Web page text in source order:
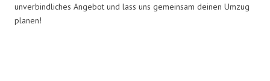
unverbindliches Angebot und lass uns gemeinsam deinen Umzug
planen!